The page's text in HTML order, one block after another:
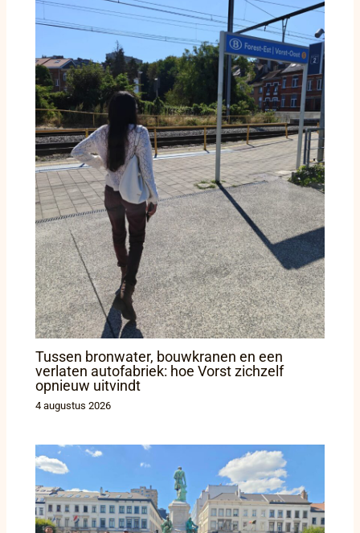
Tussen bronwater, bouwkranen en een
verlaten autofabriek: hoe Vorst zichzelf
opnieuw uitvindt
4 augustus 2026